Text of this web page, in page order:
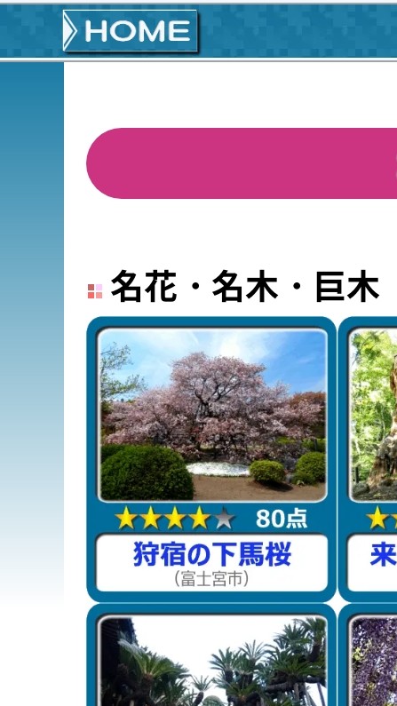
名花・名木・巨木